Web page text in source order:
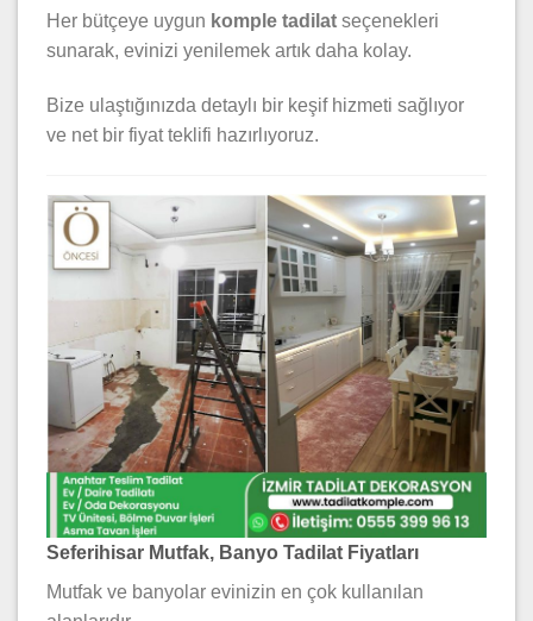
Her bütçeye uygun komple tadilat seçenekleri
sunarak, evinizi yenilemek artık daha kolay.
Bize ulaştığınızda detaylı bir keşif hizmeti sağlıyor
ve net bir fiyat teklifi hazırlıyoruz.
Seferihisar Mutfak, Banyo Tadilat Fiyatları
Mutfak ve banyolar evinizin en çok kullanılan